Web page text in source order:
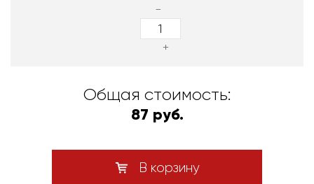
-
+
Общая стоимость:
87 руб.
В корзину